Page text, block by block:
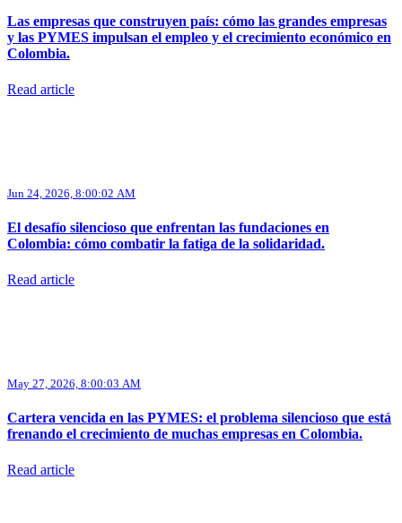
Las empresas que construyen país: cómo las grandes empresas
y las PYMES impulsan el empleo y el crecimiento económico en
Colombia.
Read article
Jun 24, 2026, 8:00:02 AM
El desafío silencioso que enfrentan las fundaciones en
Colombia: cómo combatir la fatiga de la solidaridad.
Read article
May 27, 2026, 8:00:03 AM
Cartera vencida en las PYMES: el problema silencioso que está
frenando el crecimiento de muchas empresas en Colombia.
Read article